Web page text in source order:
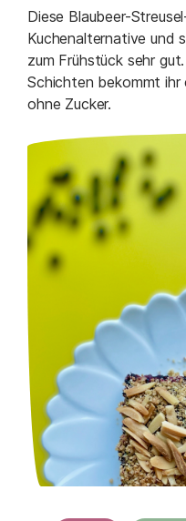
Diese Blaubeer-
Kuchenalternative und
zum Frühstück sehr
Schichten bekommt ihr
ohne Zucker.